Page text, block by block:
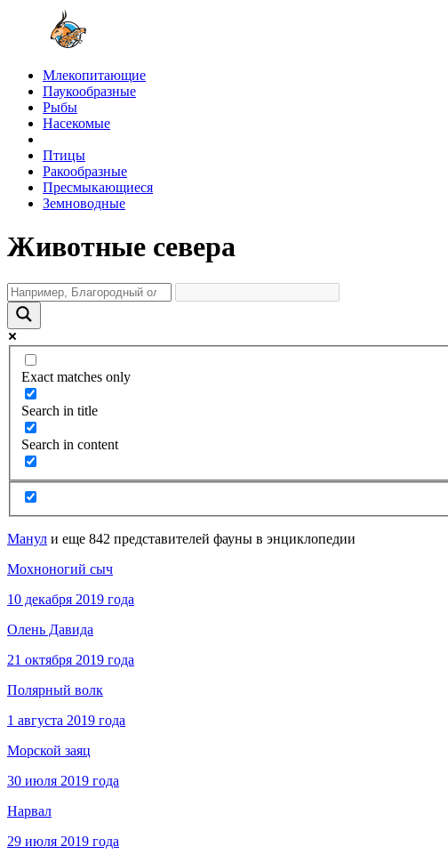
Млекопитающие
Паукообразные
Рыбы
Насекомые
Птицы
Ракообразные
Пресмыкающиеся
Земноводные
Животные севера
Exact matches only
Search in title
Search in content
Манул и еще 842 представителей фауны в энциклопедии
Мохноногий сыч
10 декабря 2019 года
Олень Давида
21 октября 2019 года
Полярный волк
1 августа 2019 года
Морской заяц
30 июля 2019 года
Нарвал
29 июля 2019 года